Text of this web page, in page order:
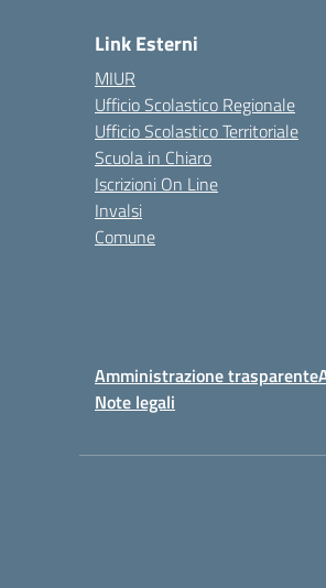
Link Esterni
MIUR
Ufficio Scolastico Regionale
Ufficio Scolastico Territoriale
Scuola in Chiaro
Iscrizioni On Line
Invalsi
Comune
Amministrazione trasparente
Note legali